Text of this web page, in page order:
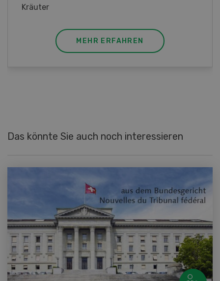
MEHR ERFAHREN
Das könnte Sie auch noch interessieren